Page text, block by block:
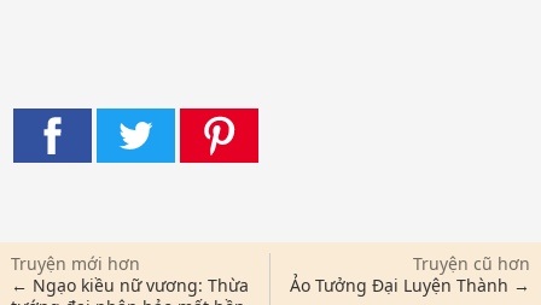
Truyện mới hơn
← Ngạo kiều nữ vương: Thừa
Truyện cũ hơn
Ảo Tưởng Đại Luyện Thành →